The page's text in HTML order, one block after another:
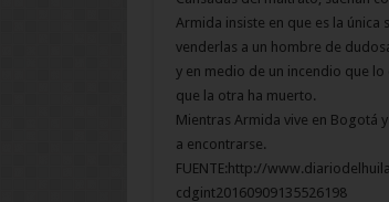
Armida insiste en que es la
venderlas a un hombre de
y en medio de un incendio que
que la otra ha muerto.
Mientras Armida vive en Bogotá
a encontrarse.
FUENTE:http://
cdgint20160909135526198